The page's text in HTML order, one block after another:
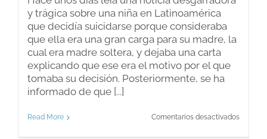
y trágica sobre una niña en Latinoamérica
que decidía suicidarse porque consideraba
que ella era una gran carga para su madre, la
cual era madre soltera, y dejaba una carta
explicando que ese era el motivo por el que
tomaba su decisión. Posteriormente, se ha
informado de que [...]
Read More Comentarios desactivadosen